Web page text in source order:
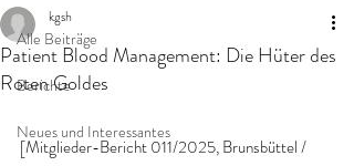
Alle Beiträge
Berichte
Neues und Interessantes
Patient Blood Management: Die Hüter des
Roten Goldes
kgsh
[Mitglieder-Bericht 011/2025, Brunsbüttel /